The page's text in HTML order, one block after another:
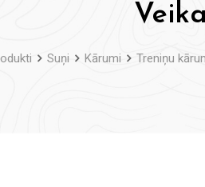
Suņi Kārumi Treniņu